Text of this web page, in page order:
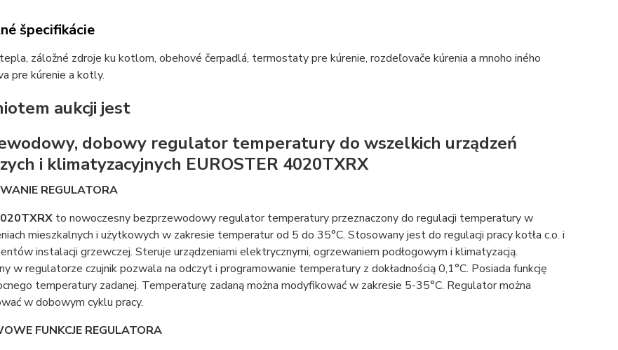
špecifikácie
záložné zdroje ku kotlom, obehové čerpadlá, termostaty pre kúrenie, rozdeľovače kúrenia a mnoho iného
pre kúrenie a kotly.
aukcji jest
dobowy regulator temperatury do wszelkich urządzeń
i klimatyzacyjnych EUROSTER 4020TXRX
REGULATORA
to nowoczesny bezprzewodowy regulator temperatury przeznaczony do regulacji temperatury w
mieszkalnych i użytkowych w zakresie temperatur od 5 do 35°C. Stosowany jest do regulacji pracy kotła c.o. i
instalacji grzewczej. Steruje urządzeniami elektrycznymi, ogrzewaniem podłogowym i klimatyzacją.
w regulatorze czujnik pozwala na odczyt i programowanie temperatury z dokładnością 0,1°C. Posiada funkcję
temperatury zadanej. Temperaturę zadaną można modyfikować w zakresie 5-35°C. Regulator można
w dobowym cyklu pracy.
FUNKCJE REGULATORA